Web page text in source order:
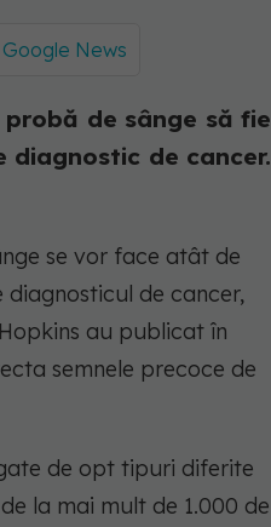
News
de sânge să fie
diagnostic de cancer.
se vor face atât de
de cancer,
au publicat în
semnele precoce de
de opt tipuri diferite
la mai mult de 1.000 de